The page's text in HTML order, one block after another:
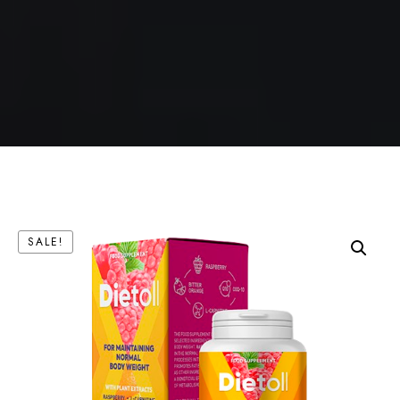
SALE!